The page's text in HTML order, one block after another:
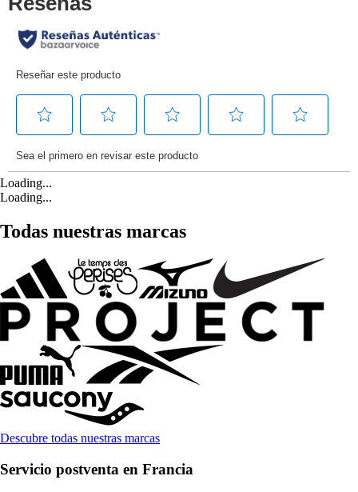
Loading...
Loading...
Todas nuestras marcas
Descubre todas nuestras marcas
Servicio postventa en Francia